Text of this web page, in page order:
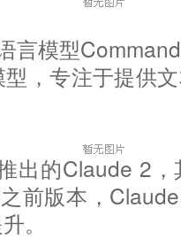
言模型
，专注于提供
出的Claude 2
前版本，
。